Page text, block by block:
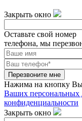
Закрыть окно
Оставьте свой номер
телефона, мы
Перезвоните мне
Нажима на кнопку Вы
Ваших персональных
конфиденциальности
Закрыть окно